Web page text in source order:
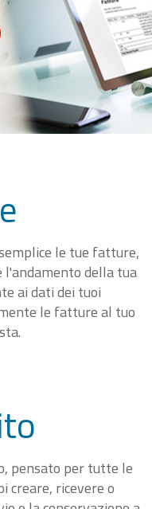
le tue fatture,
della tua
ai dati dei tuoi
le fatture al tuo
pensato per tutte le
creare, ricevere o